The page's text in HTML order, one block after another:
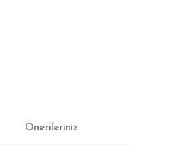
Önerileriniz